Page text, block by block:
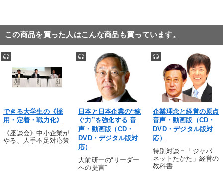
この商品を買った人はこんな商品も買っています。
できる大学生の《採
用・定着・戦力化》
《座談会》中小企業が
やる、人手不足対応策
日本と日本企業の“稼
ぐ力”を強化する 音
声・動画版（CD・
DVD・デジタル版対
応）
大前研一の“リーダー
への提言”
企業理念と経営の原点
音声・動画版（CD・
DVD・デジタル版対
応）
特別対談＝「ジャパ
ネットたかた」経営の
教科書